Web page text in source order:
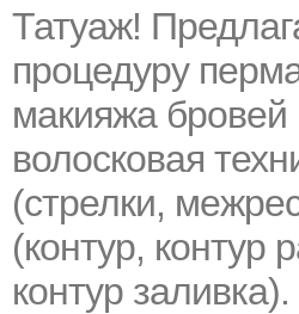
Татуаж!
процедуру
макияжа
волосковая
(стрелки,
(контур, контур
контур заливка).